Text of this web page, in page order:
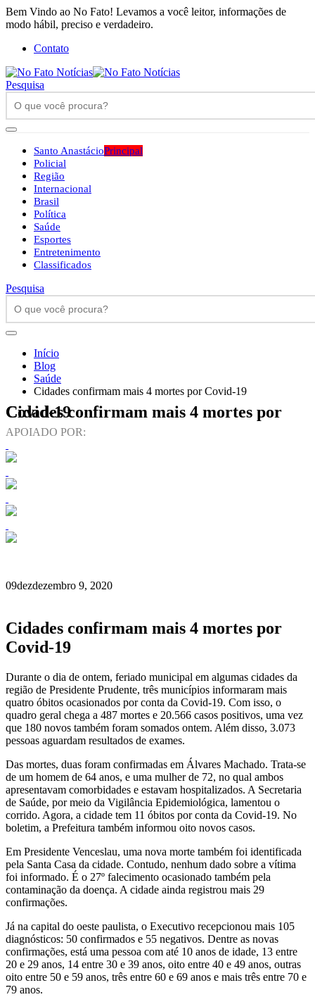
Bem Vindo ao No Fato! Levamos a você leitor, informações de
modo hábil, preciso e verdadeiro.
Contato
Pesquisa
Santo AnastácioPrincipal
Policial
Região
Internacional
Brasil
Política
Saúde
Esportes
Entretenimento
Classificados
Pesquisa
Início
Blog
Saúde
Cidades confirmam mais 4 mortes por Covid-19
Cidades confirmam mais 4 mortes por Covid-19
APOIADO POR:
09dezdezembro 9, 2020
Cidades confirmam mais 4 mortes por
Covid-19
Durante o dia de ontem, feriado municipal em algumas cidades da
região de Presidente Prudente, três municípios informaram mais
quatro óbitos ocasionados por conta da Covid-19. Com isso, o
quadro geral chega a 487 mortes e 20.566 casos positivos, uma vez
que 180 novos também foram somados ontem. Além disso, 3.073
pessoas aguardam resultados de exames.
Das mortes, duas foram confirmadas em Álvares Machado. Trata-se
de um homem de 64 anos, e uma mulher de 72, no qual ambos
apresentavam comorbidades e estavam hospitalizados. A Secretaria
de Saúde, por meio da Vigilância Epidemiológica, lamentou o
corrido. Agora, a cidade tem 11 óbitos por conta da Covid-19. No
boletim, a Prefeitura também informou oito novos casos.
Em Presidente Venceslau, uma nova morte também foi identificada
pela Santa Casa da cidade. Contudo, nenhum dado sobre a vítima
foi informado. É o 27º falecimento ocasionado também pela
contaminação da doença. A cidade ainda registrou mais 29
confirmações.
Já na capital do oeste paulista, o Executivo recepcionou mais 105
diagnósticos: 50 confirmados e 55 negativos. Dentre as novas
confirmações, está uma pessoa com até 10 anos de idade, 13 entre
20 e 29 anos, 14 entre 30 e 39 anos, oito entre 40 e 49 anos, outras
oito entre 50 e 59 anos, três entre 60 e 69 anos e mais três entre 70 e
79 anos.